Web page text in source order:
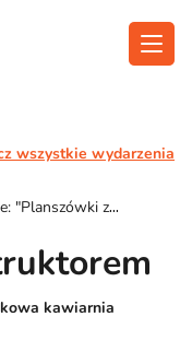
wszystkie wydarzenia
"Planszówki z
kawiarnia